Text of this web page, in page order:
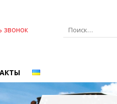
звонок
ЗАПЧАСТИ